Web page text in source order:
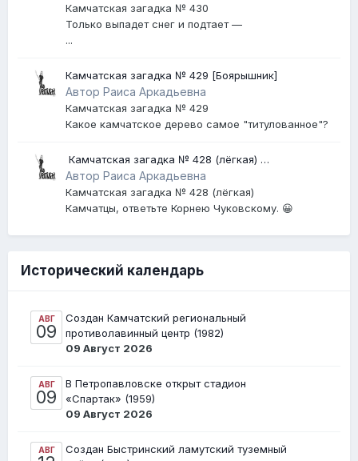
Камчатская загадка № 430
Только выпадет снег и подтает —
...
Камчатская загадка № 429 [Боярышник]
Автор Раиса Аркадьевна
Камчатская загадка № 429
Какое камчатское дерево самое "титулованное"?
​ Камчатская загадка № 428 (лёгкая) ​
[Землетрясение]
Автор Раиса Аркадьевна
Камчатская загадка № 428 (лёгкая)
Камчатцы, ответьте Корнею Чуковскому. 😀
Исторический календарь
АВГ
09
Создан Камчатский региональный
противолавинный центр (1982)
09 Август 2026
АВГ
09
В Петропавловске открыт стадион
«Спартак» (1959)
09 Август 2026
АВГ
Создан Быстринский ламутский туземный